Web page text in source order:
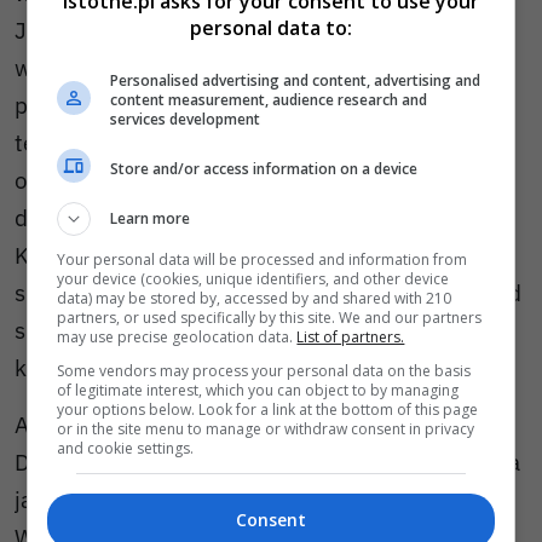
Jednak należy zwrócić uwagę, żeby były one
wykonane z materiału, który przepuszcza
powietrze i gwarantuje odpowiednią
temperaturę. Nauszniki muszą być także
odpowiednio dopasowane do uszów zwierzęcia,
dlatego trzeba zwrócić uwagę na rozmiary.
Kolejną obowiązkową rzeczą są derki, czyli
specjalne ochrony konia, które umieszcza się pod
siodłem. Pozwalają one na przyjemną i
komfortową jazdę.
Akcesoria do jazdy konnej są bardzo ważne.
Dzięki nim możliwa jest bezpieczna i komfortowa
jazda, zarówno dla jeźdźca jak i dla człowieka.
personal data to:
Personalised advertising and content, advertising and
content measurement, audience research and
services development
Store and/or access information on a device
Learn more
Your personal data will be processed and information from
your device (cookies, unique identifiers, and other device
data) may be stored by, accessed by and shared with 210
partners, or used specifically by this site. We and our partners
may use precise geolocation data. List of partners.
Some vendors may process your personal data on the basis
of legitimate interest, which you can object to by managing
your options below. Look for a link at the bottom of this page
or in the site menu to manage or withdraw consent in privacy
and cookie settings.
Consent